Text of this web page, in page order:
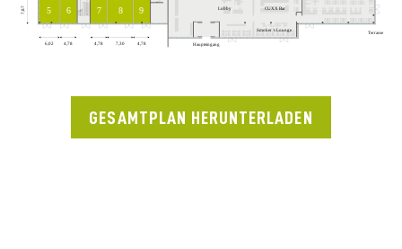
GESAMTPLAN HERUNTERLADEN